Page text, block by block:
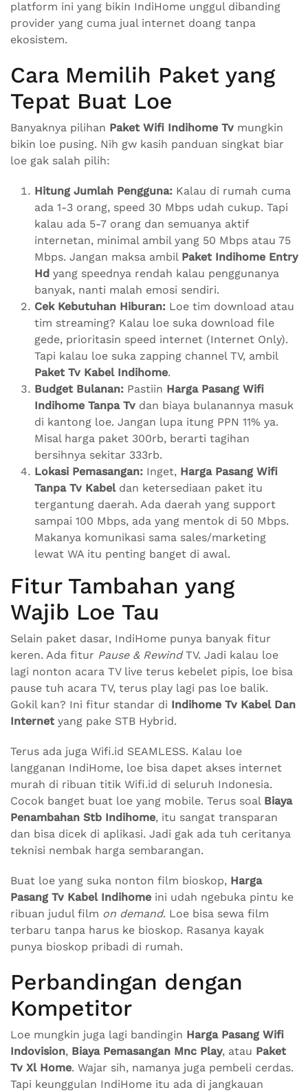
platform ini yang bikin IndiHome unggul dibanding
provider yang cuma jual internet doang tanpa
ekosistem.
Cara Memilih Paket yang
Tepat Buat Loe
Banyaknya pilihan Paket Wifi Indihome Tv mungkin
bikin loe pusing. Nih gw kasih panduan singkat biar
loe gak salah pilih:
Hitung Jumlah Pengguna: Kalau di rumah cuma
ada 1-3 orang, speed 30 Mbps udah cukup. Tapi
kalau ada 5-7 orang dan semuanya aktif
internetan, minimal ambil yang 50 Mbps atau 75
Mbps. Jangan maksa ambil Paket Indihome Entry
Hd yang speednya rendah kalau penggunanya
banyak, nanti malah emosi sendiri.
Cek Kebutuhan Hiburan: Loe tim download atau
tim streaming? Kalau loe suka download file
gede, prioritasin speed internet (Internet Only).
Tapi kalau loe suka zapping channel TV, ambil
Paket Tv Kabel Indihome.
Budget Bulanan: Pastiin Harga Pasang Wifi
Indihome Tanpa Tv dan biaya bulanannya masuk
di kantong loe. Jangan lupa itung PPN 11% ya.
Misal harga paket 300rb, berarti tagihan
bersihnya sekitar 333rb.
Lokasi Pemasangan: Inget, Harga Pasang Wifi
Tanpa Tv Kabeldan ketersediaan paket itu
tergantung daerah. Ada daerah yang support
sampai 100 Mbps, ada yang mentok di 50 Mbps.
Makanya komunikasi sama sales/marketing
lewat WA itu penting banget di awal.
Fitur Tambahan yang
Wajib Loe Tau
Selain paket dasar, IndiHome punya banyak fitur
keren. Ada fitur Pause & RewindTV. Jadi kalau loe
lagi nonton acara TV live terus kebelet pipis, loe bisa
pause tuh acara TV, terus play lagi pas loe balik.
Gokil kan? Ini fitur standar di Indihome Tv Kabel Dan
Internet yang pake STB Hybrid.
Terus ada juga Wifi.id SEAMLESS. Kalau loe
langganan IndiHome, loe bisa dapet akses internet
murah di ribuan titik Wifi.id di seluruh Indonesia.
Cocok banget buat loe yang mobile. Terus soal Biaya
Penambahan Stb Indihome, itu sangat transparan
dan bisa dicek di aplikasi. Jadi gak ada tuh ceritanya
teknisi nembak harga sembarangan.
Buat loe yang suka nonton film bioskop, Harga
Pasang Tv Kabel Indihome ini udah ngebuka pintu ke
ribuan judul film on demand. Loe bisa sewa film
terbaru tanpa harus ke bioskop. Rasanya kayak
punya bioskop pribadi di rumah.
Perbandingan dengan
Kompetitor
Loe mungkin juga lagi bandingin Harga Pasang Wifi
Indovision, Biaya Pemasangan Mnc Play, atau Paket
Tv Xl Home. Wajar sih, namanya juga pembeli cerdas.
Tapi keunggulan IndiHome itu ada di jangkauan